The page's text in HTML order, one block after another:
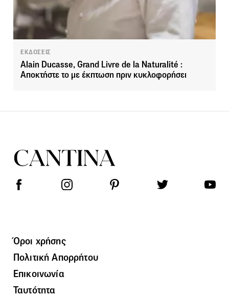
ΕΚΔΟΣΕΙΣ
Alain Ducasse, Grand Livre de la Naturalité :
Αποκτήστε το με έκπτωση πριν κυκλοφορήσει
Όροι χρήσης
Πολιτική Απορρήτου
Επικοινωνία
Ταυτότητα